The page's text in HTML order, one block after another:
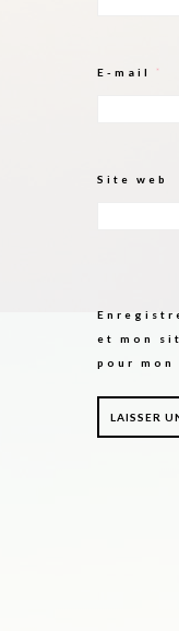
E-mail *
Site web
et mon
pour mon